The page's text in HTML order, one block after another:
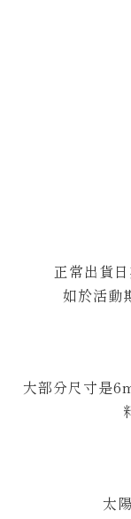
正常出貨
如於活動
大部分尺寸是
太